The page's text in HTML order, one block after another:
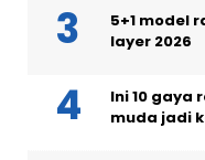
5+1 model
layer 2026
Ini 10 gaya
muda jadi